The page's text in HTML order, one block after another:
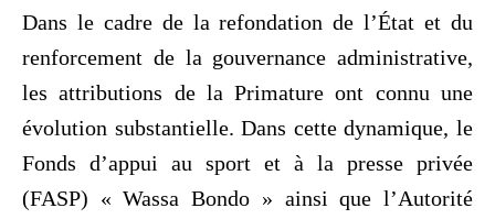
Dans le cadre de la refondation de l’État et du
renforcement de la gouvernance administrative,
les attributions de la Primature ont connu une
évolution substantielle. Dans cette dynamique, le
Fonds d’appui au sport et à la presse privée
(FASP) « Wassa Bondo » ainsi que l’Autorité